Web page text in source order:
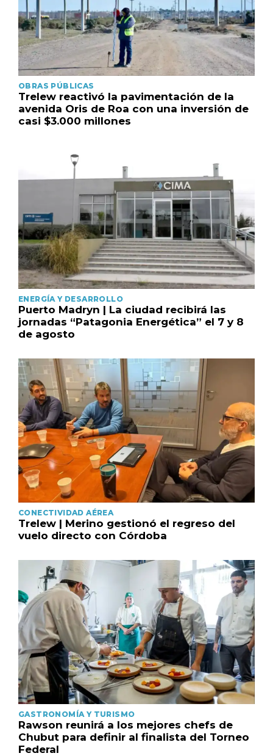
OBRAS PÚBLICAS
Trelew reactivó la pavimentación de la
avenida Oris de Roa con una inversión de
casi $3.000 millones
ENERGÍA Y DESARROLLO
Puerto Madryn | La ciudad recibirá las
jornadas “Patagonia Energética” el 7 y 8
de agosto
CONECTIVIDAD AÉREA
Trelew | Merino gestionó el regreso del
vuelo directo con Córdoba
GASTRONOMÍA Y TURISMO
Rawson reunirá a los mejores chefs de
Chubut para definir al finalista del Torneo
Federal